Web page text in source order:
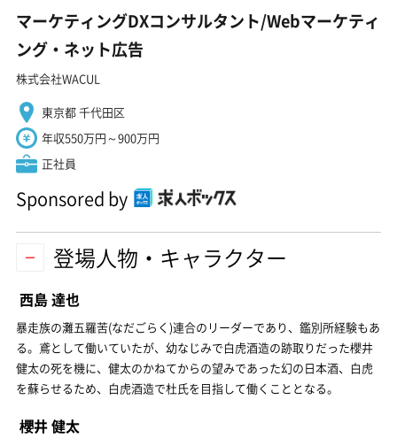
マーケティングDXコンサルタント/Webマーケティ
ング・ネット広告
株式会社WACUL
東京都 千代田区
年収550万円～900万円
正社員
Sponsored by
登場人物・キャラクター
西島 達也
暴走族の灘五羅苦(なだごらく)連合のリーダーであり、鑑別所経験もあ
る。鳶として働いていたが、幼なじみで白虎酒造の跡取りだった櫻井
健太の死を機に、健太のかねてからの望みであった幻の日本酒、白虎
を蘇らせるため、白虎酒造で杜氏を目指して働くこととなる。
櫻井 健太